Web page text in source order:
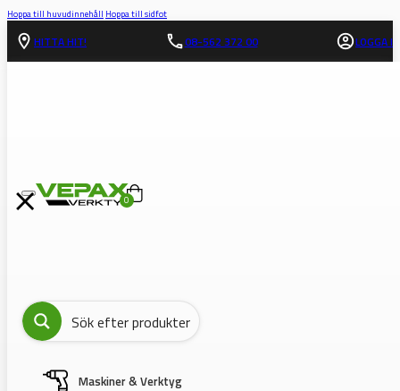
Hoppa till huvudinnehåll Hoppa till sidfot
HITTA HIT! 08-562 372 00 LOGGA IN
0
Maskiner & Verktyg